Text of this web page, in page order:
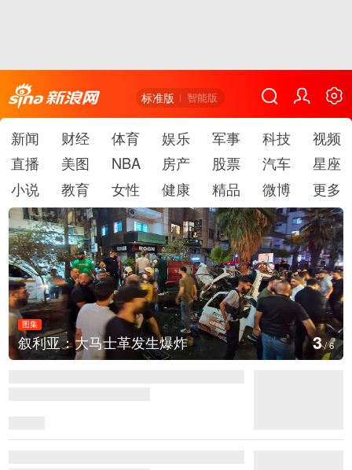
标准版 智能版
新闻 财经 体育 娱乐 军事 科技
视频
直播
美图 NBA 房产 股票 汽车
星座
小说
教育 女性 健康 精品 微博 更多
图集
叙利亚：大马士革发生爆炸 3/6